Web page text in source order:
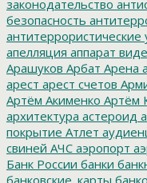
законодательство
безопасность
антитеррористические
апелляция аппарат
Арашуков Арбат Арена
арест арест счетов
Артём Акименко Артём
архитектура астероид
покрытие Атлет
свиней АЧС аэропорт
Банк России банки
банковские_карты